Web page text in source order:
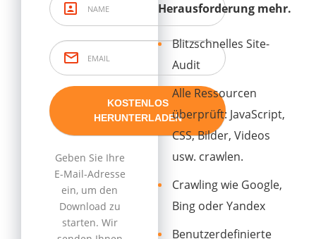
Geben Sie Ihre
E-Mail-Adresse
ein, um den
Download zu
starten. Wir
Herausforderung mehr.
Blitzschnelles Site-
Audit
Alle Ressourcen
überprüft: JavaScript,
CSS, Bilder, Videos
usw. crawlen.
Crawling wie Google,
Bing oder Yandex
Benutzerdefinierte